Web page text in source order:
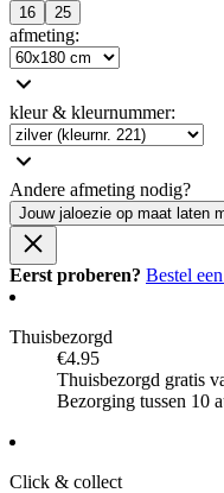
16 25
afmeting:
kleur & kleurnummer:
Andere afmeting nodig?
Jouw jaloezie op maat laten
Eerst proberen? Bestel
Thuisbezorgd
€4.95
Thuisbezorgd gratis
Bezorging tussen 10
Click & collect